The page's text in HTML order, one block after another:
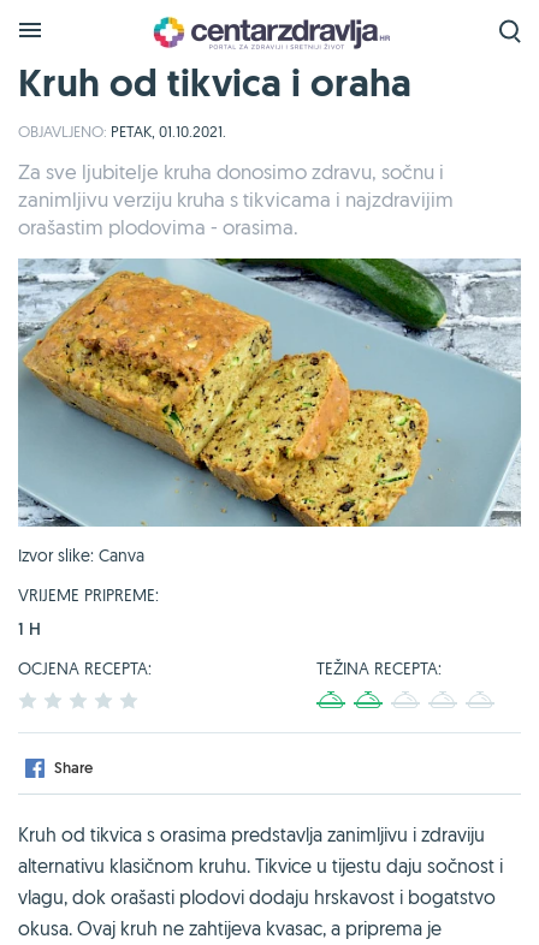
Kruh od tikvica i oraha
OBJAVLJENO: PETAK, 01.10.2021.
Za sve ljubitelje kruha donosimo zdravu, sočnu i
zanimljivu verziju kruha s tikvicama i najzdravijim
orašastim plodovima - orasima.
Izvor slike: Canva
VRIJEME PRIPREME:
1 H
OCJENA RECEPTA:
2 3 4
TEŽINA RECEPTA:
4
Share
Kruh od tikvica s orasima predstavlja zanimljivu i zdraviju
alternativu klasičnom kruhu. Tikvice u tijestu daju sočnost i
vlagu, dok orašasti plodovi dodaju hrskavost i bogatstvo
okusa. Ovaj kruh ne zahtijeva kvasac, a priprema je